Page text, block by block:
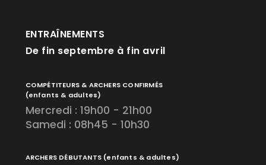
ENTRAÎNEMENTS
De fin septembre à fin avril
COMPÉTITEURS & ARCHERS CONFIRMÉS
(enfants & adultes)
Mercredi : 19h00 - 21h00
Samedi : 08h45 - 10h30
ARCHERS DÉBUTANTS (enfants & adultes)